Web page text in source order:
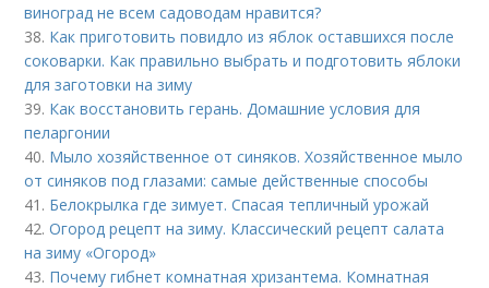
виноград не всем садоводам нравится?
38. Как приготовить повидло из яблок оставшихся после
соковарки. Как правильно выбрать и подготовить яблоки
для заготовки на зиму
39. Как восстановить герань. Домашние условия для
пеларгонии
40. Мыло хозяйственное от синяков. Хозяйственное мыло
от синяков под глазами: самые действенные способы
41. Белокрылка где зимует. Спасая тепличный урожай
42.Огород рецепт на зиму. Классический рецепт салата
на зиму «Огород»
43. Почему гибнет комнатная хризантема. Комнатная